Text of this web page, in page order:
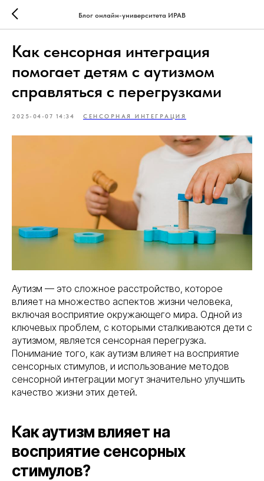
Блог онлайн-университета ИРАВ
Как сенсорная интеграция
помогает детям с аутизмом
справляться с перегрузками
2025-04-07 14:34 СЕНСОРНАЯ ИНТЕГРАЦИЯ
Аутизм — это сложное расстройство, которое
влияет на множество аспектов жизни человека,
включая восприятие окружающего мира. Одной из
ключевых проблем, с которыми сталкиваются дети с
аутизмом, является сенсорная перегрузка.
Понимание того, как аутизм влияет на восприятие
сенсорных стимулов, и использование методов
сенсорной интеграции могут значительно улучшить
качество жизни этих детей.
Как аутизм влияет на
восприятие сенсорных
стимулов?